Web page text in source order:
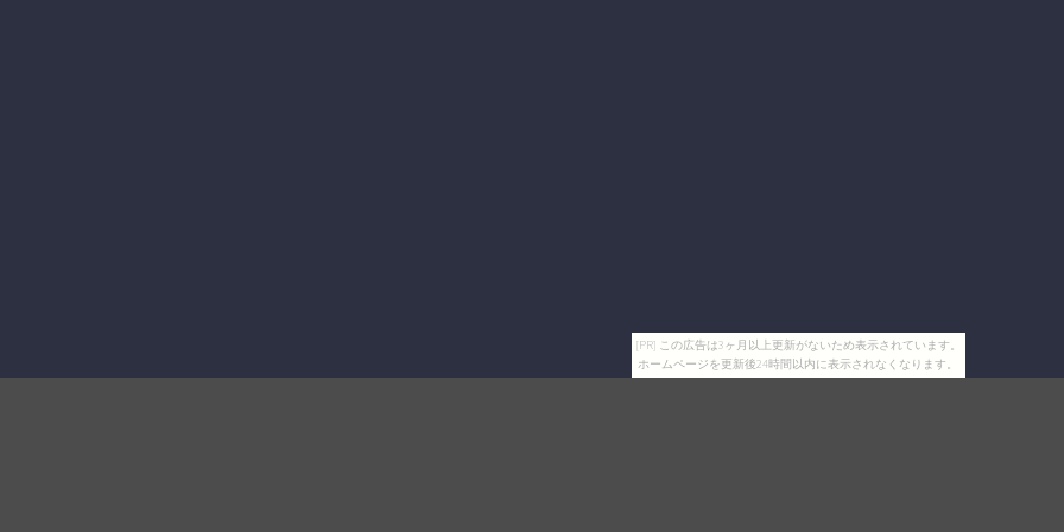
[PR] この広告は3ヶ月以上更新がないため表示されています。
ホームページを更新後24時間以内に表示されなくなります。